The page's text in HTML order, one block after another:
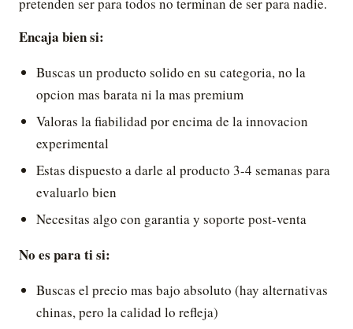
Encaja bien si:
Buscas un producto solido en su categoria, no la
opcion mas barata ni la mas premium
Valoras la fiabilidad por encima de la innovacion
experimental
Estas dispuesto a darle al producto 3-4 semanas para
evaluarlo bien
Necesitas algo con garantia y soporte post-venta
No es para ti si:
Buscas el precio mas bajo absoluto (hay alternativas
chinas, pero la calidad lo refleja)